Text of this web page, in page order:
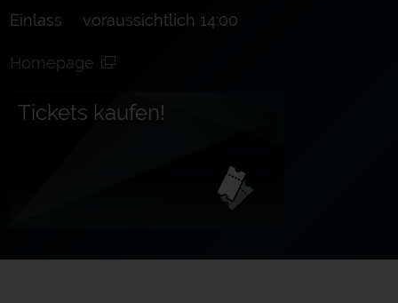
Einlass voraussichtlich 14:00
Homepage
Tickets kaufen!